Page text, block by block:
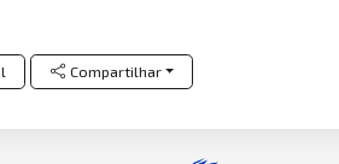
Compartilhar